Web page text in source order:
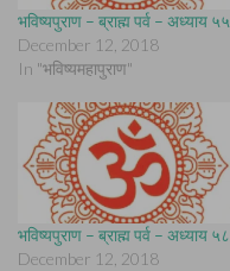
भविष्यपुराण – ब्राह्म पर्व – अध्याय ५५
December 12, 2018
In "भविष्यमहापुराण"
भविष्यपुराण – ब्राह्म पर्व – अध्याय ५८
December 12, 2018